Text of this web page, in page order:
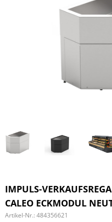
IMPULS-
CALEO ECKMODUL
Artikel-Nr.: 484356621